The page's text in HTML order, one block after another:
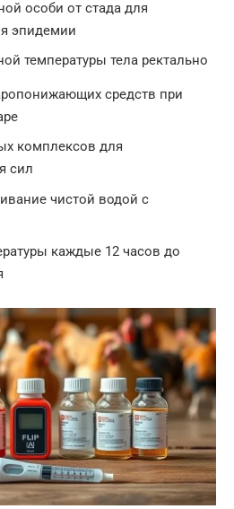
особи от стада для
эпидемии
температуры тела ректально
средств при
комплексов для
сил
чистой водой с
каждые 12 часов до